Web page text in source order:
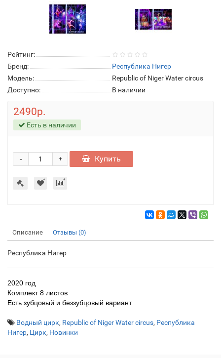
Рейтинг:
Бренд:
Республика Нигер
Модель:
Republic of Niger Water circus
Доступно:
В наличии
2490р.
Есть в наличии
+
- Купить
Описание Отзывы (0)
Республика Нигер
2020 год
Комплект 8 листов
Есть зубцовый и беззубцовый вариант
Водный цирк, Republic of Niger Water circus, Республика
Нигер, Цирк, Новинки